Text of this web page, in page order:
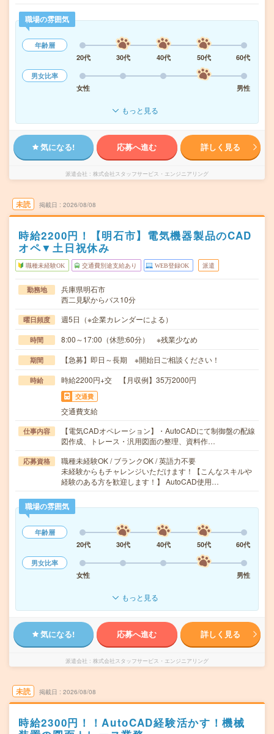
職場の雰囲気
年齢層
20代
30代 40代 50代
60代
男女比率
女性
男性
もっと見る
気になる! 応募へ進む 詳しく見る
派遣会社 株式会社スタッフサービス・エンジニアリング
未読 掲載日 2026/08/08
時給2200円！【明石市】電気機器製品のCAD
オペ▼土日祝休み
職種未経験OK 交通費別途支給あり WEB登録OK 派遣
勤務地
兵庫県明石市
西二見駅からバス10分
曜日頻度 週5日（※企業カレンダーによる）
時間 8:00～17:00（休憩:60分） ※残業少なめ
期間 【急募】即日～長期 ※開始日ご相談ください！
時給 時給2200円+交 【月収例】35万2000円
交通費
交通費支給
仕事内容
【電気CADオペレーション】・AutoCADにて制御盤の配線
図作成、トレース・汎用図面の整理、資料作…
応募資格
職種未経験OK / ブランクOK / 英語力不要
未経験からもチャレンジいただけます！【こんなスキルや
経験のある方を歓迎します！】 AutoCAD使用…
職場の雰囲気
年齢層
20代
30代 40代 50代
60代
男女比率
女性
男性
もっと見る
気になる! 応募へ進む 詳しく見る
派遣会社 株式会社スタッフサービス・エンジニアリング
未読 掲載日 2026/08/08
時給2300円！！AutoCAD経験活かす！機械